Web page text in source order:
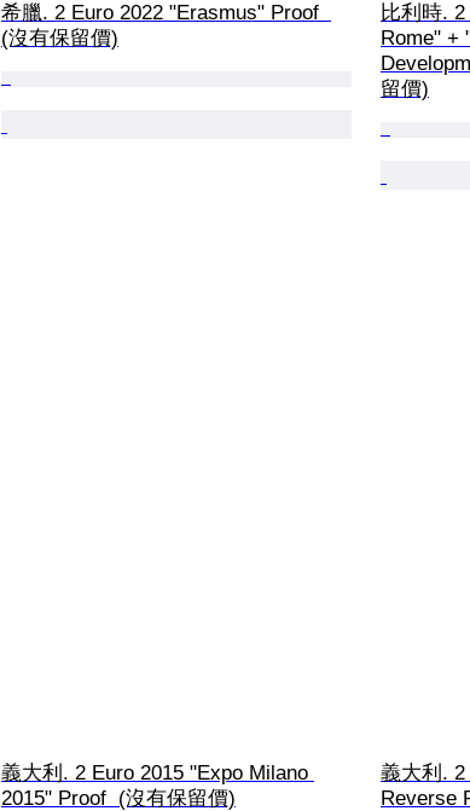
希臘. 2 Euro 2022 "Erasmus" Proof
(沒有保留價)
比利時.
Rome" +
留價)
義大利. 2 Euro 2015 "Expo Milano
2015" Proof  (沒有保留價)
義大利. 2
Reverse